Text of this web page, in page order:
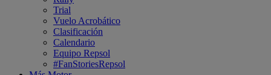
Trial
Vuelo Acrobático
Clasificación
Calendario
Equipo Repsol
#FanStoriesRepsol